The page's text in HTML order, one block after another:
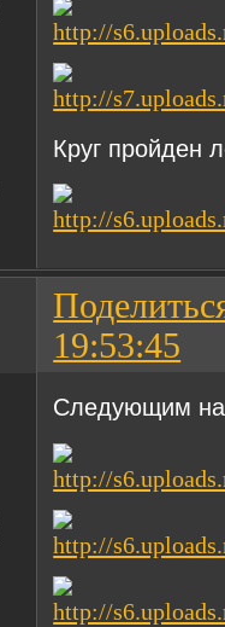
Круг пройден
19:53:45
Следующим на